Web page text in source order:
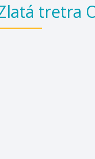
tretra